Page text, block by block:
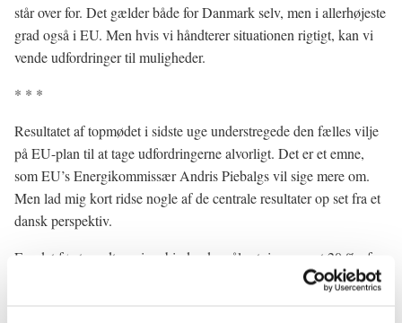
står over for. Det gælder både for Danmark selv, men i allerhøjeste
grad også i EU. Men hvis vi håndterer situationen rigtigt, kan vi
vende udfordringer til muligheder.
* * *
Resultatet af topmødet i sidste uge understregede den fælles vilje
på EU-plan til at tage udfordringerne alvorligt. Det er et emne,
som EU’s Energikommissær Andris Piebalgs vil sige mere om.
Men lad mig kort ridse nogle af de centrale resultater op set fra et
dansk perspektiv.
For det første
vedtog vi en bindende målsætning om, at 20 % af
EU’s energibehov i 2020 skal dækkes af vedvarende energi.